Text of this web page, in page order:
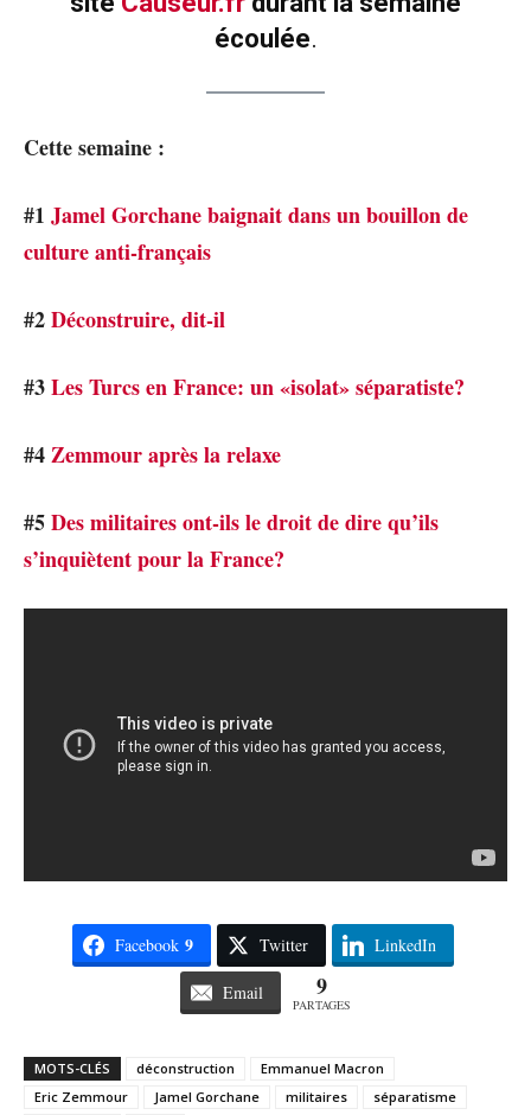
écoulée.
Cette semaine :
#1 Jamel Gorchane baignait dans un bouillon de
culture anti-français
#2Déconstruire, dit-il
#3Les Turcs en France: un «isolat» séparatiste?
#4Zemmour après la relaxe
#5Des militaires ont-ils le droit de dire qu’ils
s’inquiètent pour la France?
Facebook 9 Twitter LinkedIn
Email 9
PARTAGES
MOTS-CLÉS déconstruction
Emmanuel Macron
Eric Zemmour
Jamel Gorchane militaires
séparatisme